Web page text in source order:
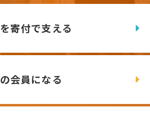
寄付で支える
会員になる